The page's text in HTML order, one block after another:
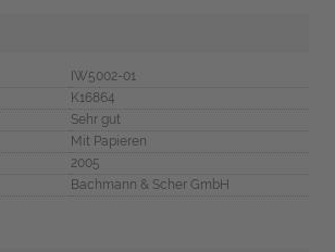
IW5002-01
K16864
Sehr gut
Mit Papieren
2005
Bachmann & Scher GmbH